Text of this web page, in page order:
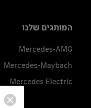
המותגים שלנו
Mercedes-AMG
Mercedes-Maybach
Mercedes Electric